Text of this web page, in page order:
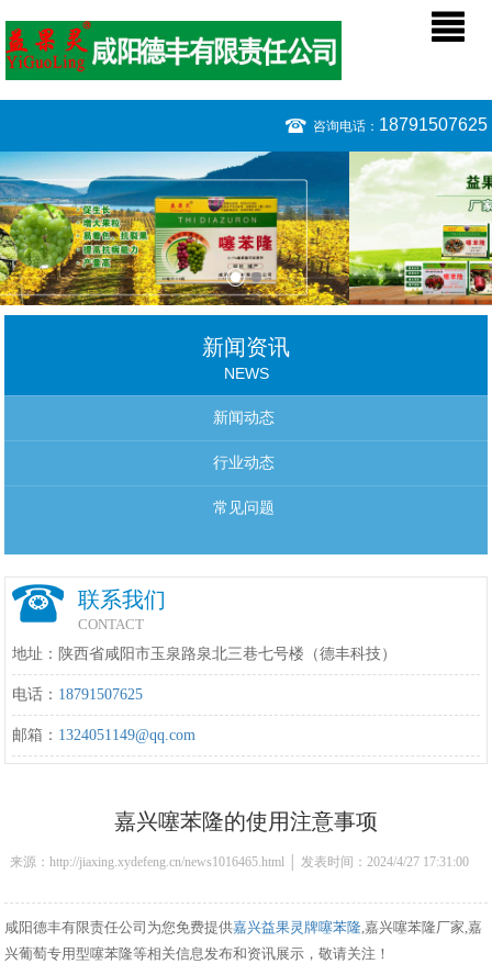
咨询电话： 18791507625
新闻资讯
NEWS
新闻动态
行业动态
常见问题
联系我们
CONTACT
地址：陕西省咸阳市玉泉路泉北三巷七号楼（德丰科技）
电话： 18791507625
邮箱： 1324051149@qq.com
嘉兴噻苯隆的使用注意事项
来源：http://jiaxing.xydefeng.cn/news1016465.html │ 发表时间：2024/4/27 17:31:00
咸阳德丰有限责任公司为您免费提供嘉兴益果灵牌噻苯隆,嘉兴噻苯隆厂家,嘉
兴葡萄专用型噻苯隆等相关信息发布和资讯展示，敬请关注！